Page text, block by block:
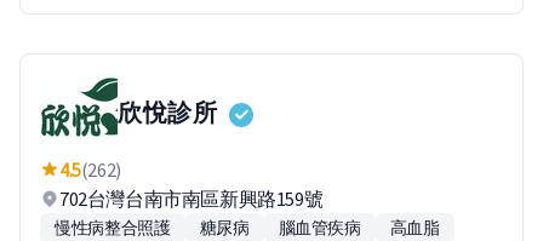
欣悅診所
4.5(262)
702台灣台南市南區新興路159號
慢性病整合照護 糖尿病 腦血管疾病
高血脂